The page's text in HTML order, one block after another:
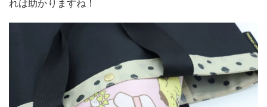
れは助かりますね！